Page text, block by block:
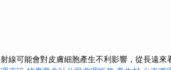
射線可能會對皮膚細胞產生不利影響，從長遠來